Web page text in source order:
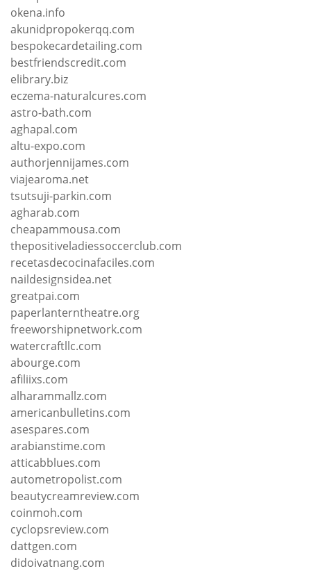
okena.info
akunidpropokerqq.com
bespokecardetailing.com
bestfriendscredit.com
elibrary.biz
eczema-naturalcures.com
astro-bath.com
aghapal.com
altu-expo.com
authorjennijames.com
viajearoma.net
tsutsuji-parkin.com
agharab.com
cheapammousa.com
thepositiveladiessoccerclub.com
recetasdecocinafaciles.com
naildesignsidea.net
greatpai.com
paperlanterntheatre.org
freeworshipnetwork.com
watercraftllc.com
abourge.com
afiliixs.com
alharammallz.com
americanbulletins.com
asespares.com
arabianstime.com
atticabblues.com
autometropolist.com
beautycreamreview.com
coinmoh.com
cyclopsreview.com
dattgen.com
didoivatnang.com